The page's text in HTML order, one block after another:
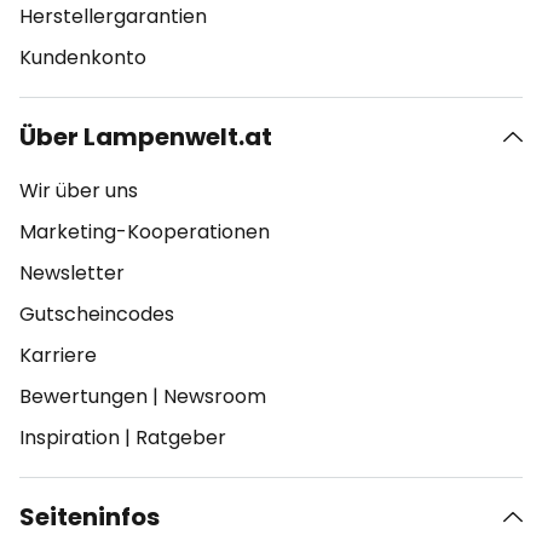
Herstellergarantien
Kundenkonto
Über Lampenwelt.at
Wir über uns
Marketing-Kooperationen
Newsletter
Gutscheincodes
Karriere
Bewertungen | Newsroom
Inspiration | Ratgeber
Seiteninfos